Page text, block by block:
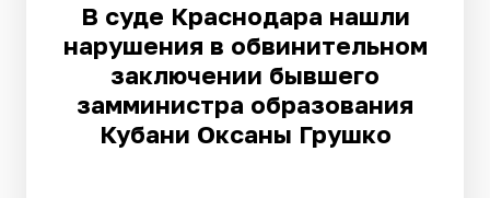
В суде Краснодара нашли
нарушения в обвинительном
заключении бывшего
замминистра образования
Кубани Оксаны Грушко